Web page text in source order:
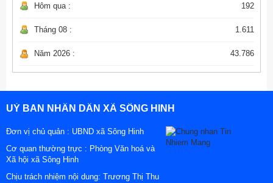
Hôm qua : 192
Tháng 08 : 1.611
Năm 2026 : 43.786
UỶ BAN NHÂN DÂN XÃ SÔNG HINH
Đơn vị chủ quản : UBND xã Sông Hinh
Cơ quan thường trực : Phòng Văn hoá và
Xã hội xã Sông Hinh
Chịu trách nhiệm nội dung: Trương Thị Thu